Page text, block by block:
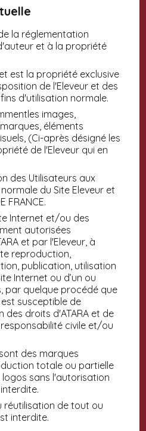
la réglementation
et à la propriété
est la propriété exclusive
de l'Eleveur et des
d'utilisation normale.
images,
éléments
(Ci-après désigné les
de l'Eleveur qui en
des Utilisateurs aux
du Site Eleveur et
FRANCE.
Internet et/ou des
autorisées
et par l'Eleveur, à
reproduction,
publication, utilisation
Internet ou d’un ou
par quelque procédé que
susceptible de
des droits d'ATARA et de
civile et/ou
des marques
totale ou partielle
sans l'autorisation
de tout ou
interdite.